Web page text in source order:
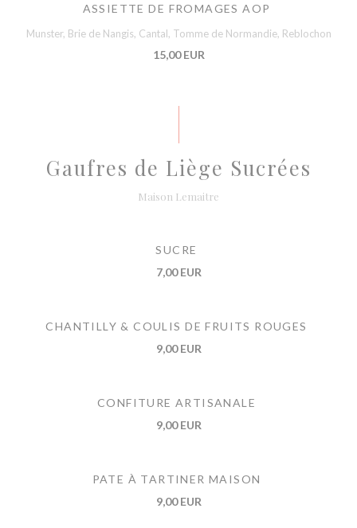
ASSIETTE DE FROMAGES AOP
Munster, Brie de Nangis, Cantal, Tomme de Normandie, Reblochon
15,00 EUR
Gaufres de Liège Sucrées
Maison Lemaitre
SUCRE
7,00 EUR
CHANTILLY & COULIS DE FRUITS ROUGES
9,00 EUR
CONFITURE ARTISANALE
9,00 EUR
PATE À TARTINER MAISON
9,00 EUR